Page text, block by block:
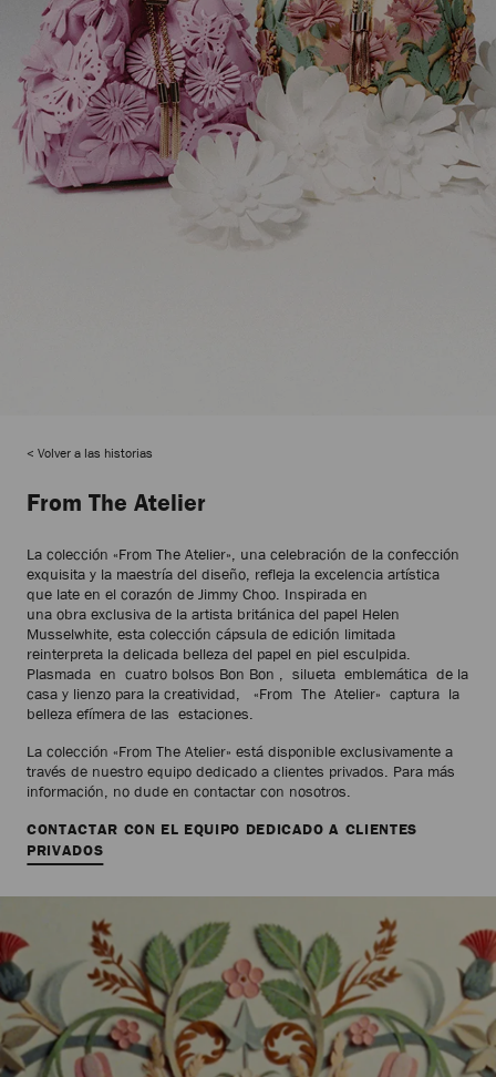
Volver a las historias
From The Atelier
La colección «From The Atelier», una celebración de la confección
exquisita y la maestría del diseño, refleja la excelencia artística
que late en el corazón de Jimmy Choo. Inspirada en
una obra exclusiva de la artista británica del papel Helen
Musselwhite, esta colección cápsula de edición limitada
reinterpreta la delicada belleza del papel en piel esculpida.
Plasmada en cuatro bolsos Bon Bon , silueta emblemática de la
casa y lienzo para la creatividad, «From The Atelier» captura la
belleza efímera de las estaciones.
La colección «From The Atelier» está disponible exclusivamente a
través de nuestro equipo dedicado a clientes privados. Para más
información, no dude en contactar con nosotros.
CONTACTAR CON EL EQUIPO DEDICADO A CLIENTES
PRIVADOS